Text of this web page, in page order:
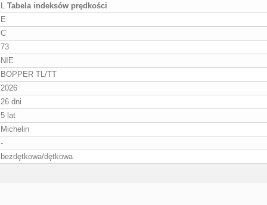
L Tabela indeksów prędkości
E
C
73
NIE
BOPPER TL/TT
2026
26 dni
5 lat
Michelin
-
bezdętkowa/dętkowa